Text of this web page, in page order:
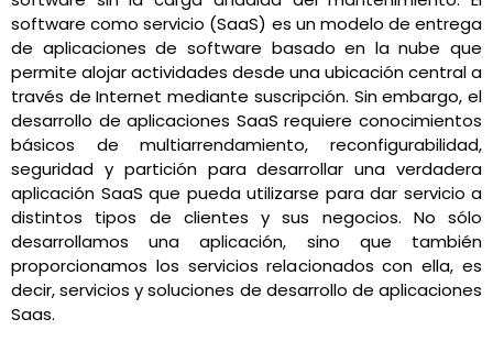
software como servicio (SaaS) es un modelo de entrega
de aplicaciones de software basado en la nube que
permite alojar actividades desde una ubicación central a
través de Internet mediante suscripción. Sin embargo, el
desarrollo de aplicaciones SaaS requiere conocimientos
básicos de multiarrendamiento, reconfigurabilidad,
seguridad y partición para desarrollar una verdadera
aplicación SaaS que pueda utilizarse para dar servicio a
distintos tipos de clientes y sus negocios. No sólo
desarrollamos una aplicación, sino que también
proporcionamos los servicios relacionados con ella, es
decir, servicios y soluciones de desarrollo de aplicaciones
Saas.